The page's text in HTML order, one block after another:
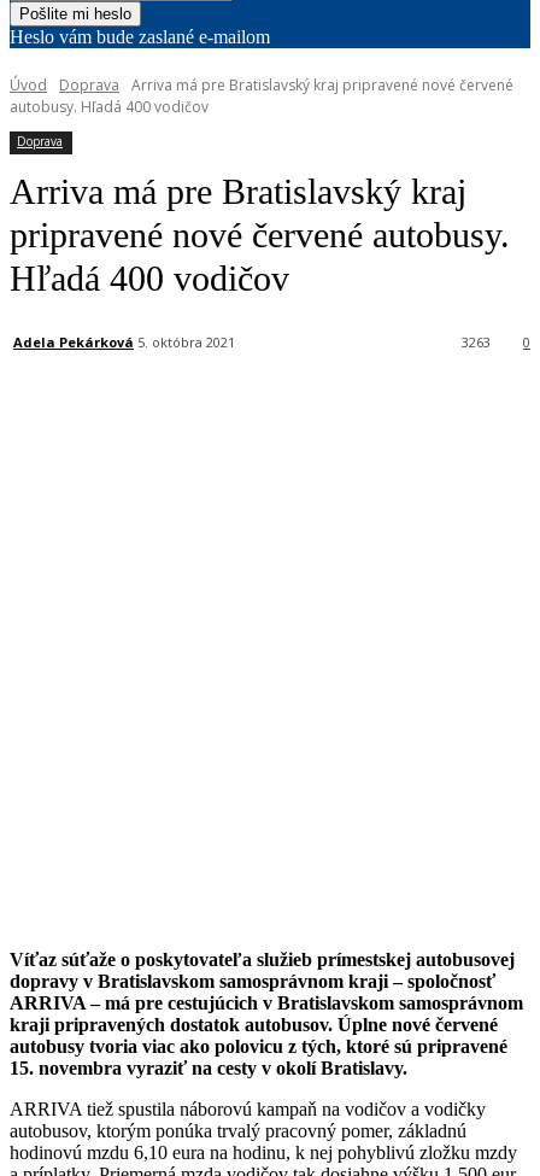
Heslo vám bude zaslané e-mailom
Úvod Doprava
Arriva má pre Bratislavský kraj pripravené nové červené
autobusy. Hľadá 400 vodičov
Doprava
Arriva má pre Bratislavský kraj
pripravené nové červené autobusy.
Hľadá 400 vodičov
Adela Pekárková 5. októbra 2021 0
3263
Víťaz súťaže o poskytovateľa služieb prímestskej autobusovej
dopravy v Bratislavskom samosprávnom kraji – spoločnosť
ARRIVA – má pre cestujúcich v Bratislavskom samosprávnom
kraji pripravených dostatok autobusov. Úplne nové červené
autobusy tvoria viac ako polovicu z tých, ktoré sú pripravené
15. novembra vyraziť na cesty v okolí Bratislavy.
ARRIVA tiež spustila náborovú kampaň na vodičov a vodičky
autobusov, ktorým ponúka trvalý pracovný pomer, základnú
hodinovú mzdu 6,10 eura na hodinu, k nej pohyblivú zložku mzdy